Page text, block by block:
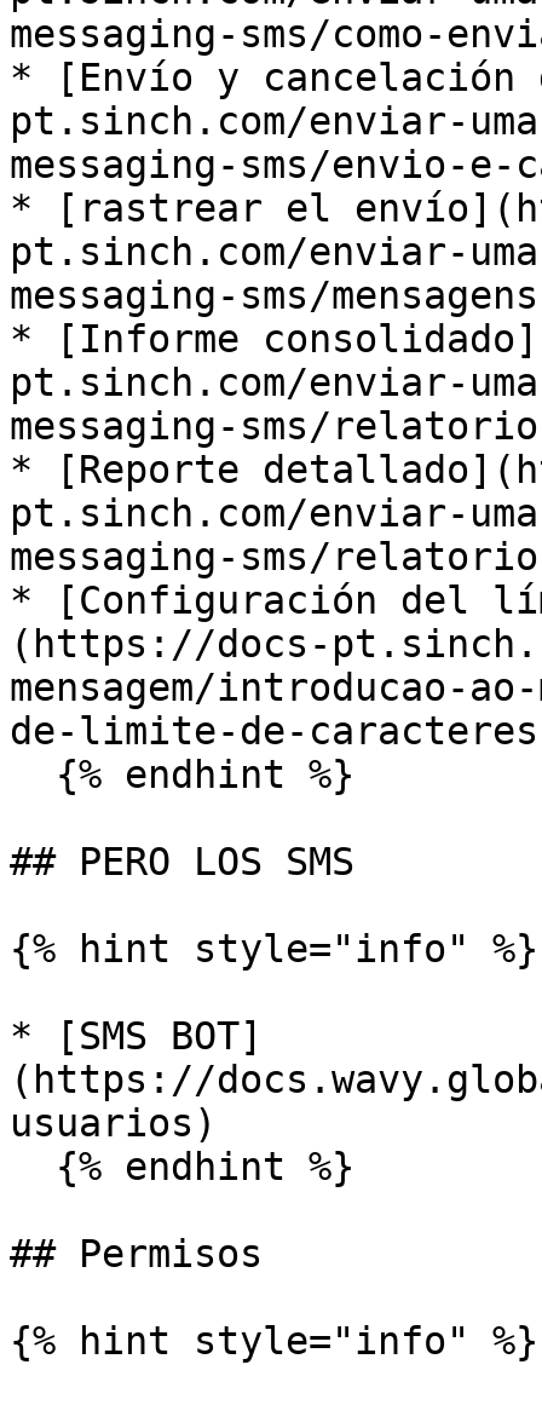
messaging-sms/como-
* ​[Envío y cancelación
pt.sinch.com/enviar-
messaging-sms/envio-e-
* ​[rastrear el
pt.sinch.com/enviar-
messaging-sms/
* ​[Informe
pt.sinch.com/enviar-
messaging-sms/
* ​[Reporte
pt.sinch.com/enviar-
messaging-sms/
* ​[Configuración del
(https://docs-
mensagem/introducao-
de-limite-de-
## PERO LOS SMS
{% hint style="info" %}
* ​[SMS BOT]
(https://
usuarios)​
## Permisos
{% hint style="info" %}